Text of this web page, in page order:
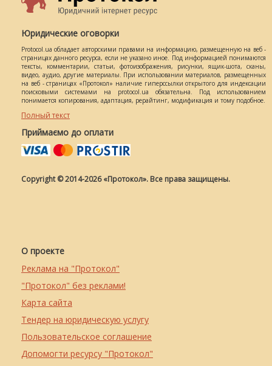
Юридические оговорки
Protocol.ua обладает авторскими правами на информацию, размещенную на веб -
страницах данного ресурса, если не указано иное. Под информацией понимаются
тексты, комментарии, статьи, фотоизображения, рисунки, ящик-шота, сканы,
видео, аудио, другие материалы. При использовании материалов, размещенных
на веб - страницах «Протокол» наличие гиперссылки открытого для индексации
поисковыми системами на protocol.ua обязательна. Под использованием
понимается копирования, адаптация, рерайтинг, модификация и тому подобное.
Полный текст
Приймаємо до оплати
Copyright © 2014-2026 «Протокол». Все права защищены.
О проекте
Реклама на "Протокол"
"Протокол" без реклами!
Карта сайта
Тендер на юридическую услугу
Пользовательское соглашение
Допомогти ресурсу "Протокол"